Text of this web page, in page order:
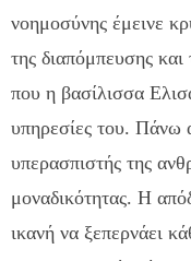
νοημοσύνης έμεινε
της διαπόμπευσης
που η βασίλισσα
υπηρεσίες του. Πάνω
υπερασπιστής της
μοναδικότητας. Η
ικανή να ξεπερνάει